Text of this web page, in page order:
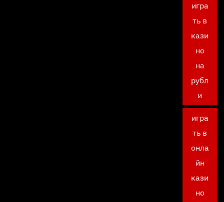
игра
ть в
кази
но
на
рубл
и
игра
ть в
онла
йн
кази
но